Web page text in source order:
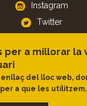
Instagram
Twitter
APP
iOS
Android
per a millorar la
del lloc web,
a que les utilitzem.